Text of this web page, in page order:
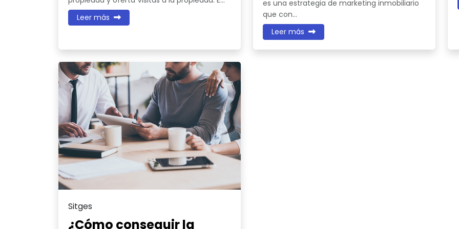
Leer más
es una estrategia de marketing inmobiliario
que con...
Leer más
Sitges
¿Cómo conseguir la